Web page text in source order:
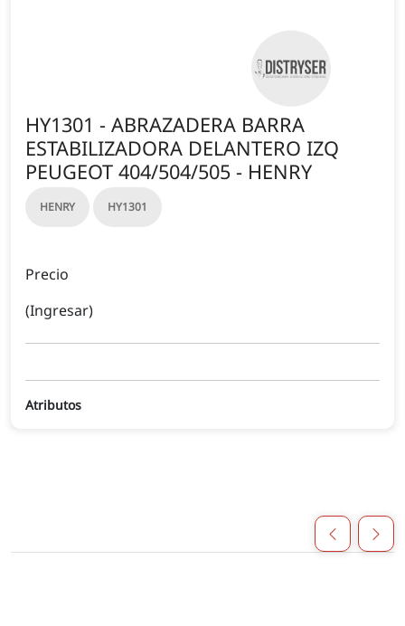
HY1301 - ABRAZADERA BARRA
ESTABILIZADORA DELANTERO IZQ
PEUGEOT 404/504/505 - HENRY
HENRY HY1301
Precio
(Ingresar)
Atributos